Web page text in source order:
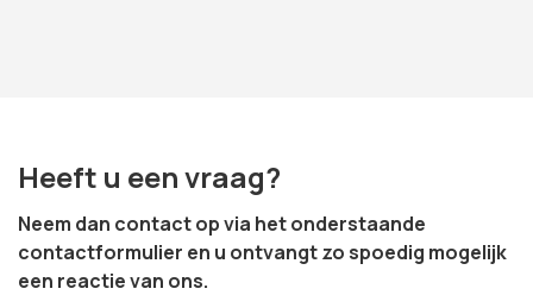
Heeft u een vraag?
Neem dan contact op via het onderstaande
contactformulier en u ontvangt zo spoedig mogelijk
een reactie van ons.